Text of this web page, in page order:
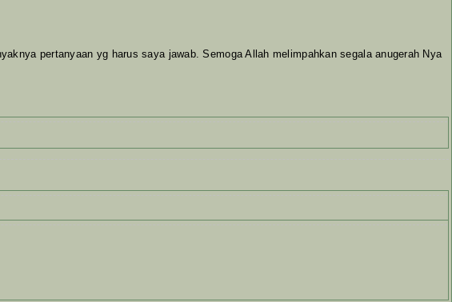
pertanyaan yg harus saya jawab. Semoga Allah melimpahkan segala anugerah Nya